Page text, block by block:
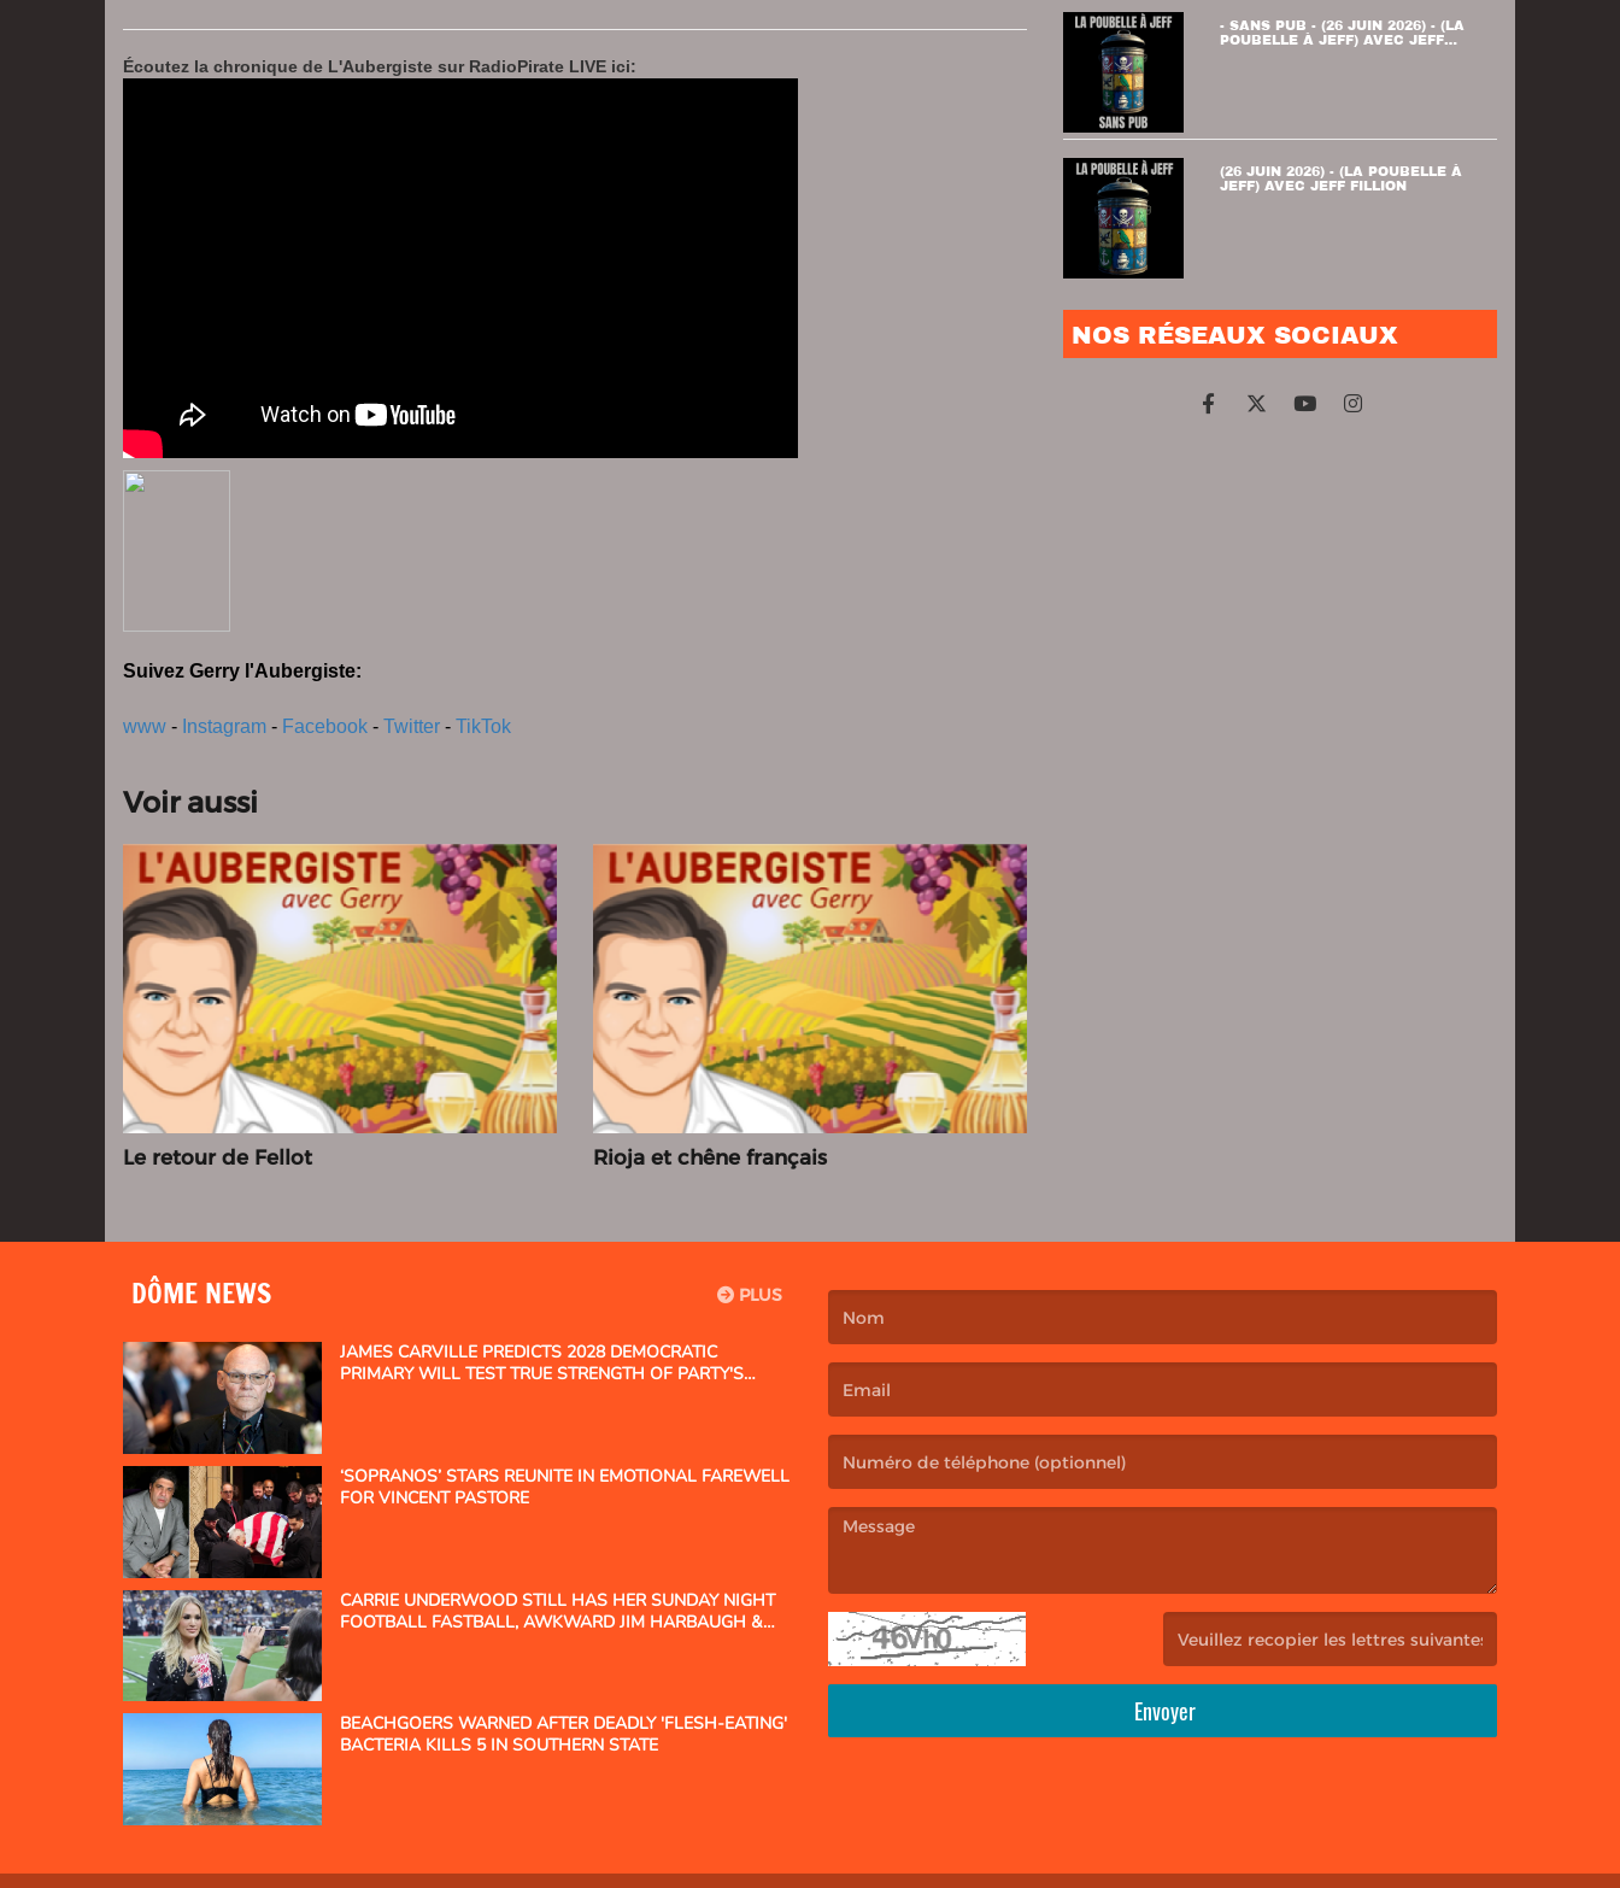
Écoutez la chronique de L'Aubergiste sur RadioPirate LIVE ici:
Suivez Gerry l'Aubergiste:
www - Instagram - Facebook - Twitter - TikTok
Voir aussi
Le retour de Fellot Rioja et chêne français
- SANS PUB - (26 JUIN 2026) - (LA
POUBELLE À JEFF) AVEC JEFF
(26 JUIN 2026) - (LA POUBELLE À
JEFF) AVEC JEFF FILLION
NOS RÉSEAUX SOCIAUX
PLUS
DÔME NEWS
JAMES CARVILLE PREDICTS 2028 DEMOCRATIC
PRIMARY WILL TEST TRUE STRENGTH OF PARTY'S
‘SOPRANOS’ STARS REUNITE IN EMOTIONAL FAREWELL
FOR VINCENT PASTORE
CARRIE UNDERWOOD STILL HAS HER SUNDAY NIGHT
FOOTBALL FASTBALL, AWKWARD JIM HARBAUGH &
BEACHGOERS WARNED AFTER DEADLY 'FLESH-EATING'
BACTERIA KILLS 5 IN SOUTHERN STATE
Envoyer